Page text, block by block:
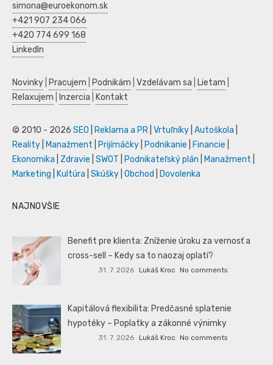
simona@euroekonom.sk
+421 907 234 066
+420 774 699 168
LinkedIn
Novinky Pracujem Podnikám Vzdelávam sa Lietam
Relaxujem
Inzercia Kontakt
© 2010 - 2026 SEO Reklama a PR Vrtuľníky Autoškola
Reality
Manažment Prijímáčky Podnikanie Financie
Ekonomika
Zdravie SWOT Podnikateľský plán Manažment
Marketing
Kultúra Skúšky Obchod Dovolenka
NAJNOVŠIE
Benefit pre klienta: Zníženie úroku za vernosť a
cross-sell – Kedy sa to naozaj oplatí?
31. 7. 2026 Lukáš Kroc No comments
Kapitálová flexibilita: Predčasné splatenie
hypotéky – Poplatky a zákonné výnimky
31. 7. 2026 Lukáš Kroc No comments